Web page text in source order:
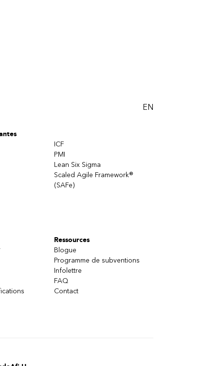
EN
ICF
PMI
Lean Six Sigma
Scaled Agile Framework®
(SAFe)
Ressources
Blogue
Programme de subventions
Infolettre
FAQ
Contact